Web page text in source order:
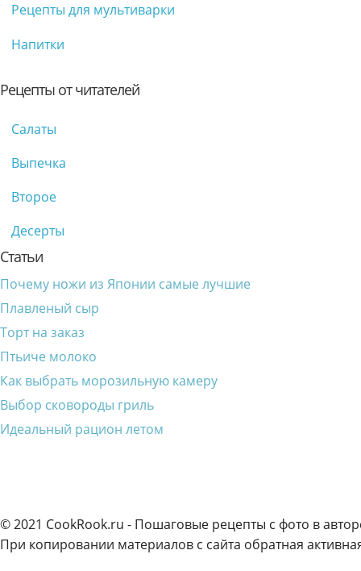
Рецепты для мультиварки
Напитки
Рецепты от читателей
Салаты
Выпечка
Второе
Десерты
Статьи
Почему ножи из Японии самые лучшие
Плавленый сыр
Торт на заказ
Птьиче молоко
Как выбрать морозильную камеру
Выбор сковороды гриль
Идеальный рацион летом
© 2021 CookRook.ru - Пошаговые рецепты с фото в
При копировании материалов с сайта обратная